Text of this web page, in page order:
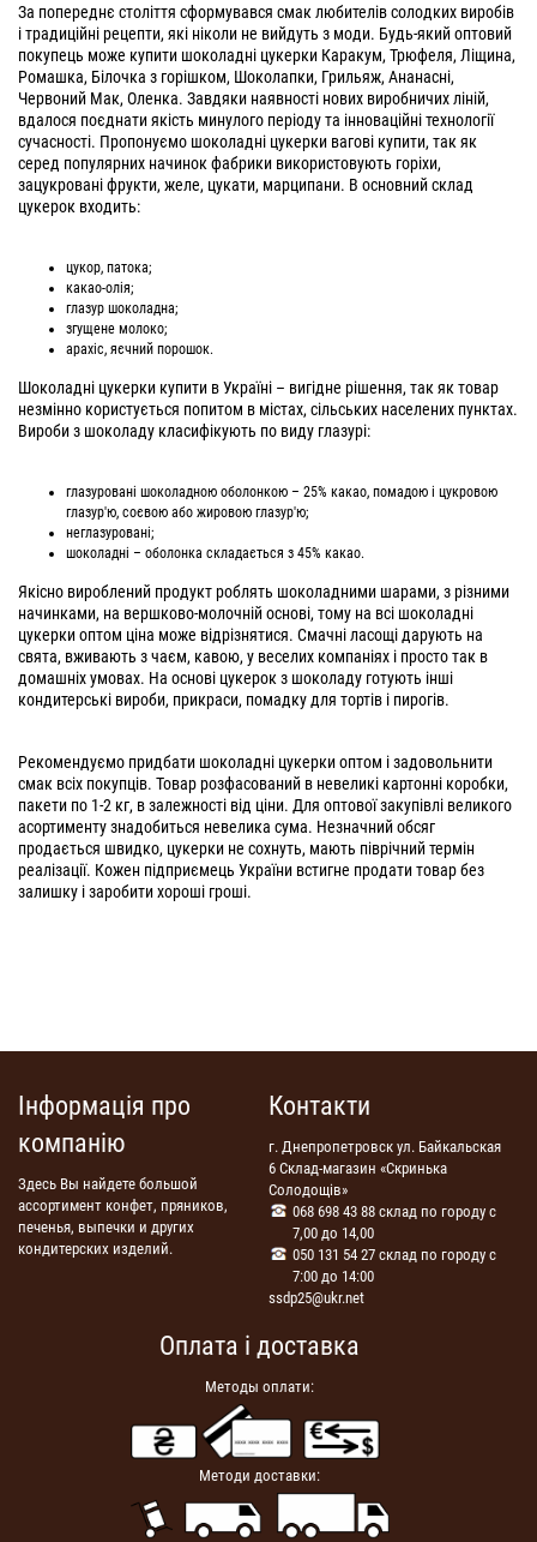
За попереднє століття сформувався смак любителів солодких виробів
і традиційні рецепти, які ніколи не вийдуть з моди. Будь-який оптовий
покупець може купити шоколадні цукерки Каракум, Трюфеля, Ліщина,
Ромашка, Білочка з горішком, Шоколапки, Грильяж, Ананасні,
Червоний Мак, Оленка. Завдяки наявності нових виробничих ліній,
вдалося поєднати якість минулого періоду та інноваційні технології
сучасності. Пропонуємо шоколадні цукерки вагові купити, так як
серед популярних начинок фабрики використовують горіхи,
зацукровані фрукти, желе, цукати, марципани. В основний склад
цукерок входить:
цукор, патока;
какао-олія;
глазур шоколадна;
згущене молоко;
арахіс, яєчний порошок.
Шоколадні цукерки купити в Україні – вигідне рішення, так як товар
незмінно користується попитом в містах, сільських населених пунктах.
Вироби з шоколаду класифікують по виду глазурі:
глазуровані шоколадною оболонкою – 25% какао, помадою і цукровою
глазур'ю, соєвою або жировою глазур'ю;
неглазуровані;
шоколадні – оболонка складається з 45% какао.
Якісно вироблений продукт роблять шоколадними шарами, з різними
начинками, на вершково-молочній основі, тому на всі шоколадні
цукерки оптом ціна може відрізнятися. Смачні ласощі дарують на
свята, вживають з чаєм, кавою, у веселих компаніях і просто так в
домашніх умовах. На основі цукерок з шоколаду готують інші
кондитерські вироби, прикраси, помадку для тортів і пирогів.
Рекомендуємо придбати шоколадні цукерки оптом і задовольнити
смак всіх покупців. Товар розфасований в невеликі картонні коробки,
пакети по 1-2 кг, в залежності від ціни. Для оптової закупівлі великого
асортименту знадобиться невелика сума. Незначний обсяг
продається швидко, цукерки не сохнуть, мають піврічний термін
реалізації. Кожен підприємець України встигне продати товар без
залишку і заробити хороші гроші.
Інформація про
компанію
Здесь Вы найдете большой
ассортимент конфет, пряников,
печенья, выпечки и других
кондитерских изделий.
Оплата і доставка
Методы оплати:
Методи доставки:
Контакти
г. Днепропетровск ул. Байкальская
6 Склад-магазин «Скринька
Солодощів»
068 698 43 88 склад по городу с
7,00 до 14,00
050 131 54 27 склад по городу с
7:00 до 14:00
ssdp25@ukr.net